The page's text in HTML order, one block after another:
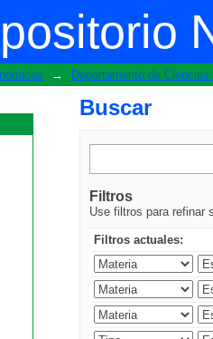
→ Departamento de
Buscar
Filtros
Use filtros para refinar
Filtros actuales: